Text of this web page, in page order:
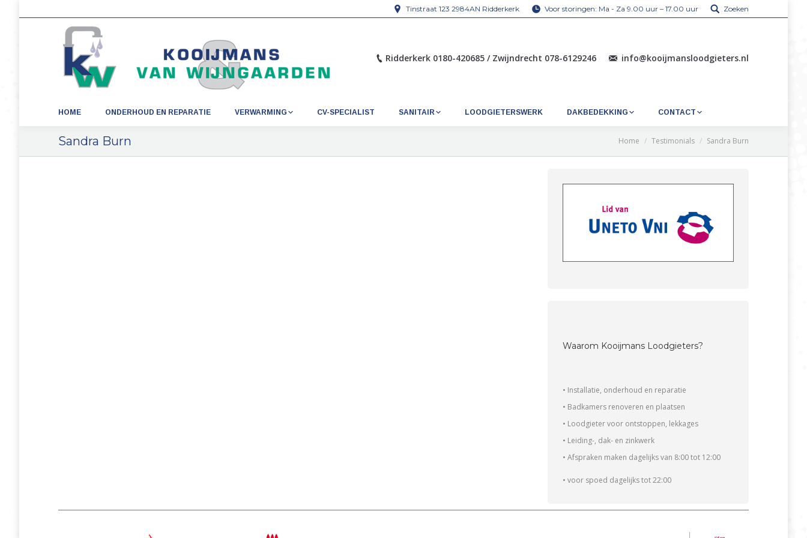
Tinstraat 123 2984AN Ridderkerk Voor storingen: Ma - Za 9.00 uur – 17.00 uur Zoeken
Ridderkerk 0180-420685 / Zwijndrecht 078-6129246 info@kooijmansloodgieters.nl
HOME ONDERHOUD EN REPARATIE VERWARMING CV-SPECIALIST SANITAIR LOODGIETERSWERK DAKBEDEKKING CONTACT
Sandra Burn Home Testimonials Sandra Burn
Waarom Kooijmans Loodgieters?
• Installatie, onderhoud en reparatie
• Badkamers renoveren en plaatsen
• Loodgieter voor ontstoppen, lekkages
• Leiding-, dak- en zinkwerk
• Afspraken maken dagelijks van 8:00 tot 12:00
• voor spoed dagelijks tot 22:00